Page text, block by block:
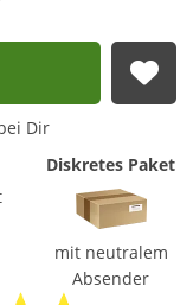
Dir
Diskretes Paket
mit neutralem
Absender